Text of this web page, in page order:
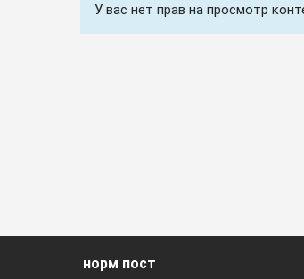
У вас нет прав на просмотр
норм пост